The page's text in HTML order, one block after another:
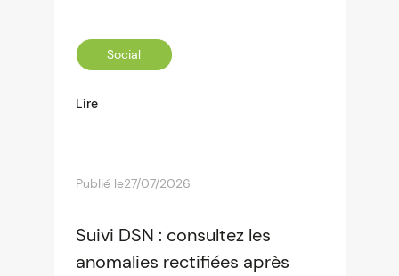
Social
Lire
Publié le27/07/2026
Suivi DSN : consultez les
anomalies rectifiées après